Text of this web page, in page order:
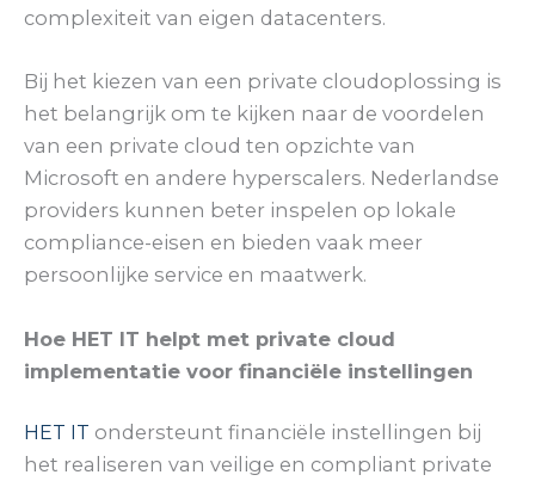
complexiteit van eigen datacenters.
Bij het kiezen van een private cloudoplossing is
het belangrijk om te kijken naar de voordelen
van een private cloud ten opzichte van
Microsoft en andere hyperscalers. Nederlandse
providers kunnen beter inspelen op lokale
compliance-eisen en bieden vaak meer
persoonlijke service en maatwerk.
Hoe HET IT helpt met private cloud
implementatie voor financiële instellingen
HET IT ondersteunt financiële instellingen bij
het realiseren van veilige en compliant private